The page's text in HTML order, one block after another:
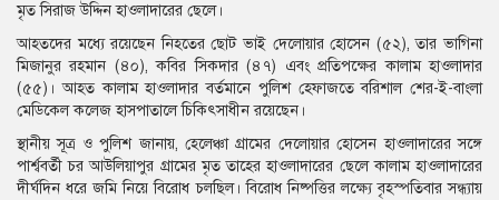
মৃত সিরাজ উদ্দিন হাওলাদারের ছেলে।
আহতদের মধ্যে রয়েছেন নিহতের ছোট ভাই দেলোয়ার হোসেন (৫২), তার ভাগিনা
মিজানুর রহমান (৪০), কবির সিকদার (৪৭) এবং প্রতিপক্ষের কালাম হাওলাদার
(৫৫)। আহত কালাম হাওলাদার বর্তমানে পুলিশ হেফাজতে বরিশাল শের-ই-বাংলা
মেডিকেল কলেজ হাসপাতালে চিকিৎসাধীন রয়েছেন।
স্থানীয় সূত্র ও পুলিশ জানায়, হেলেঞ্চা গ্রামের দেলোয়ার হোসেন হাওলাদারের সঙ্গে
পার্শ্ববর্তী চর আউলিয়াপুর গ্রামের মৃত তাহের হাওলাদারের ছেলে কালাম হাওলাদারের
দীর্ঘদিন ধরে জমি নিয়ে বিরোধ চলছিল। বিরোধ নিষ্পত্তির লক্ষ্যে বৃহস্পতিবার সন্ধ্যায়